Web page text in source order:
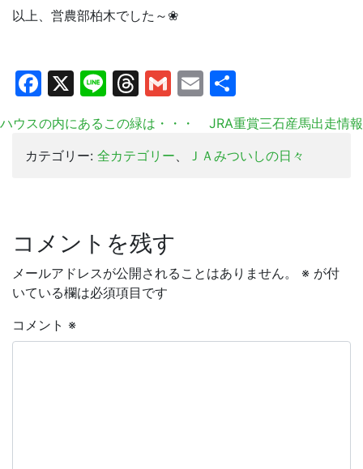
以上、営農部柏木でした～❀
Facebook
X LineThreads
Gmail
Email
有
ハウスの内にあるこの緑は・・・
JRA重賞三石産馬出走情報
カテゴリー: 全カテゴリー、 ＪＡみついしの日々
コメントを残す
メールアドレスが公開されることはありません。 ※ が付
いている欄は必須項目です
コメント ※